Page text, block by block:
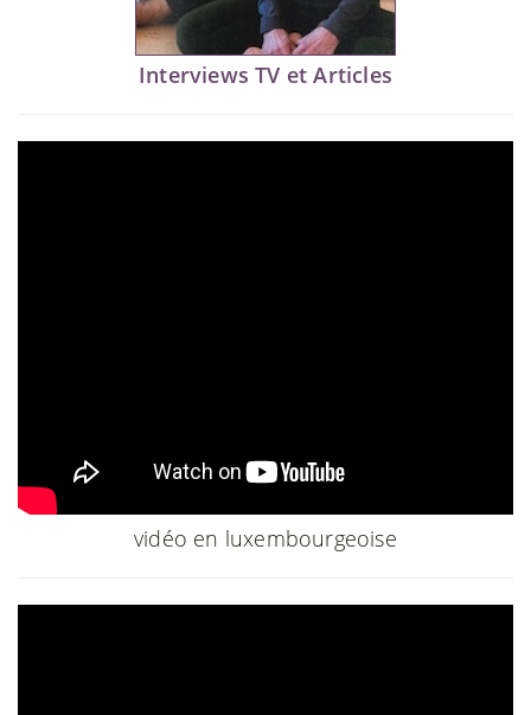
Interviews TV et Articles
vidéo en luxembourgeoise